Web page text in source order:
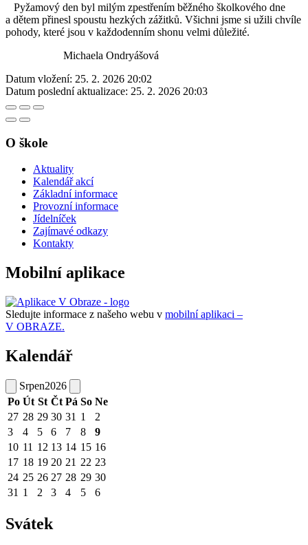
Pyžamový den byl milým zpestřením běžného školkového dne
a dětem přinesl spoustu hezkých zážitků. Všichni jsme si užili chvíle
pohody, které jsou v každodenním shonu velmi důležité.
Michaela Ondryášová
Datum vložení: 25. 2. 2026 20:02
Datum poslední aktualizace: 25. 2. 2026 20:03
O škole
Aktuality
Kalendář akcí
Základní informace
Provozní informace
Jídelníček
Zajímavé odkazy
Kontakty
Mobilní aplikace
Sledujte informace z našeho webu v mobilní aplikaci –
V OBRAZE.
Kalendář
Srpen2026
Po Út St Čt Pá So Ne
27 28 29 30 31 1
2
3
4 5 6 7 8
9
10 11 12 13 14 15 16
17 18 19 20 21 22 23
24 25 26 27 28 29 30
31 1 2 3 4 5 6
Svátek